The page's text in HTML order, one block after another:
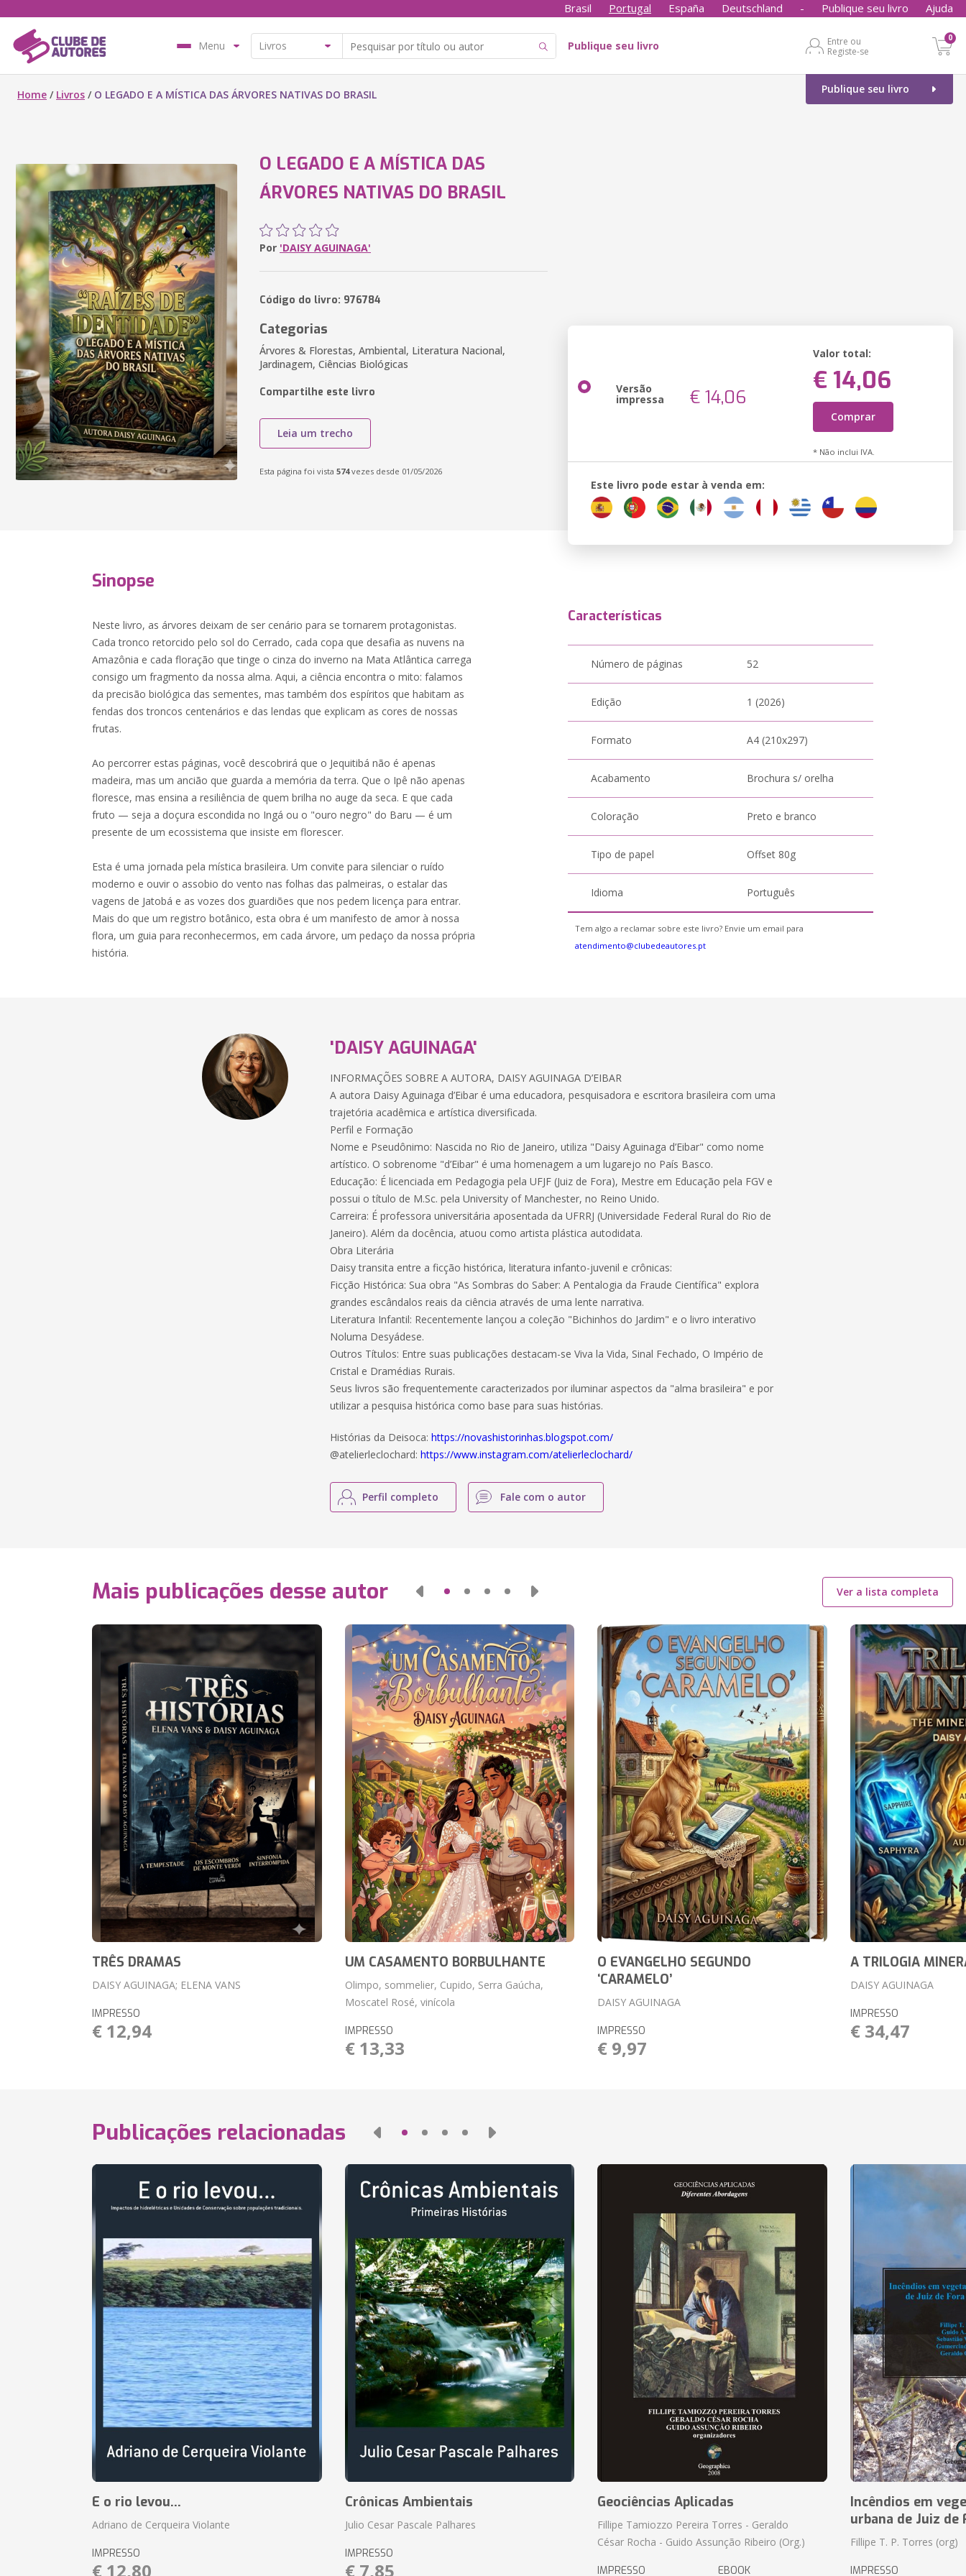
Brasil Portugal España Deutschland - Publique seu livro Ajuda
Menu Publique seu livro
Entre ou
Registe-se
0
Publique seu livro
Home / Livros / O LEGADO E A MÍSTICA DAS ÁRVORES NATIVAS DO BRASIL
O LEGADO E A MÍSTICA DAS
ÁRVORES NATIVAS DO BRASIL
Por 'DAISY AGUINAGA'
Código do livro: 976784
Categorias
Árvores & Florestas, Ambiental, Literatura Nacional,
Jardinagem, Ciências Biológicas
Compartilhe este livro
Leia um trecho
Esta página foi vista 574vezes desde 01/05/2026
Versão
impressa € 14,06
Valor total:
€ 14,06
Comprar
* Não inclui IVA.
Este livro pode estar à venda em:
Sinopse
Neste livro, as árvores deixam de ser cenário para se tornarem protagonistas.
Cada tronco retorcido pelo sol do Cerrado, cada copa que desafia as nuvens na
Amazônia e cada floração que tinge o cinza do inverno na Mata Atlântica carrega
consigo um fragmento da nossa alma. Aqui, a ciência encontra o mito: falamos
da precisão biológica das sementes, mas também dos espíritos que habitam as
fendas dos troncos centenários e das lendas que explicam as cores de nossas
frutas.
Ao percorrer estas páginas, você descobrirá que o Jequitibá não é apenas
madeira, mas um ancião que guarda a memória da terra. Que o Ipê não apenas
floresce, mas ensina a resiliência de quem brilha no auge da seca. E que cada
fruto — seja a doçura escondida no Ingá ou o "ouro negro" do Baru — é um
presente de um ecossistema que insiste em florescer.
Esta é uma jornada pela mística brasileira. Um convite para silenciar o ruído
moderno e ouvir o assobio do vento nas folhas das palmeiras, o estalar das
vagens de Jatobá e as vozes dos guardiões que nos pedem licença para entrar.
Mais do que um registro botânico, esta obra é um manifesto de amor à nossa
flora, um guia para reconhecermos, em cada árvore, um pedaço da nossa própria
história.
Características
Número de páginas 52
Edição 1 (2026)
Formato A4 (210x297)
Acabamento Brochura s/ orelha
Coloração Preto e branco
Tipo de papel Offset 80g
Idioma Português
Tem algo a reclamar sobre este livro? Envie um email para
atendimento@clubedeautores.pt
'DAISY AGUINAGA'
INFORMAÇÕES SOBRE A AUTORA, DAISY AGUINAGA D’EIBAR
A autora Daisy Aguinaga d’Eibar é uma educadora, pesquisadora e escritora brasileira com uma
trajetória acadêmica e artística diversificada.
Perfil e Formação
Nome e Pseudônimo: Nascida no Rio de Janeiro, utiliza "Daisy Aguinaga d’Eibar" como nome
artístico. O sobrenome "d’Eibar" é uma homenagem a um lugarejo no País Basco.
Educação: É licenciada em Pedagogia pela UFJF (Juiz de Fora), Mestre em Educação pela FGV e
possui o título de M.Sc. pela University of Manchester, no Reino Unido.
Carreira: É professora universitária aposentada da UFRRJ (Universidade Federal Rural do Rio de
Janeiro). Além da docência, atuou como artista plástica autodidata.
Obra Literária
Daisy transita entre a ficção histórica, literatura infanto-juvenil e crônicas:
Ficção Histórica: Sua obra "As Sombras do Saber: A Pentalogia da Fraude Científica" explora
grandes escândalos reais da ciência através de uma lente narrativa.
Literatura Infantil: Recentemente lançou a coleção "Bichinhos do Jardim" e o livro interativo
Noluma Desyádese.
Outros Títulos: Entre suas publicações destacam-se Viva la Vida, Sinal Fechado, O Império de
Cristal e Dramédias Rurais.
Seus livros são frequentemente caracterizados por iluminar aspectos da "alma brasileira" e por
utilizar a pesquisa histórica como base para suas histórias.
Histórias da Deisoca:https://novashistorinhas.blogspot.com/
@atelierleclochard:https://www.instagram.com/atelierleclochard/
Perfil completo Fale com o autor
Mais publicações desse autor Ver a lista completa
TRÊS DRAMAS
DAISY AGUINAGA; ELENA VANS
IMPRESSO
€ 12,94
UM CASAMENTO BORBULHANTE
Olimpo, sommelier, Cupido, Serra Gaúcha,
Moscatel Rosé, vinícola
IMPRESSO
€ 13,33
O EVANGELHO SEGUNDO
‘CARAMELO’
DAISY AGUINAGA
IMPRESSO
€ 9,97
A TRILOGIA
DAISY AGUINAGA
IMPRESSO
€ 34,47
Publicações relacionadas
E o rio levou...
Adriano de Cerqueira Violante
IMPRESSO
€ 12,80
Crônicas Ambientais
Julio Cesar Pascale Palhares
IMPRESSO
€ 7,85
Geociências Aplicadas
Fillipe Tamiozzo Pereira Torres - Geraldo
César Rocha - Guido Assunção Ribeiro (Org.)
IMPRESSO EBOOK
Incêndios em
urbana de Juiz de
Fillipe T. P. Torres (org)
IMPRESSO